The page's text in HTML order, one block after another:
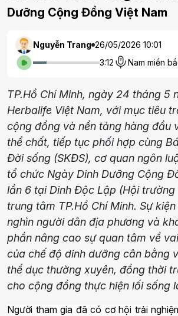
Dưỡng Cộng Đồng Việt Nam
Nguyễn Trang 26/05/2026 10:01
3:12
Nam miền
TP.Hồ Chí Minh, ngày 24 tháng 5
Herbalife Việt Nam, với mục tiêu
cộng đồng và nền tảng hàng đầu
thể chất, tiếp tục phối hợp cùng
Đời sống (SKĐS), cơ quan ngôn
tổ chức Ngày Dinh Dưỡng Cộng
lần 6 tại Dinh Độc Lập (Hội trường
trung tâm TP.Hồ Chí Minh. Sự
nghìn người dân địa phương và
phần nâng cao sự quan tâm về
của chế độ dinh dưỡng cân bằng
thể dục thường xuyên, đồng thời
cho cộng đồng thực hiện lối sống
Người tham gia đã có cơ hội trải